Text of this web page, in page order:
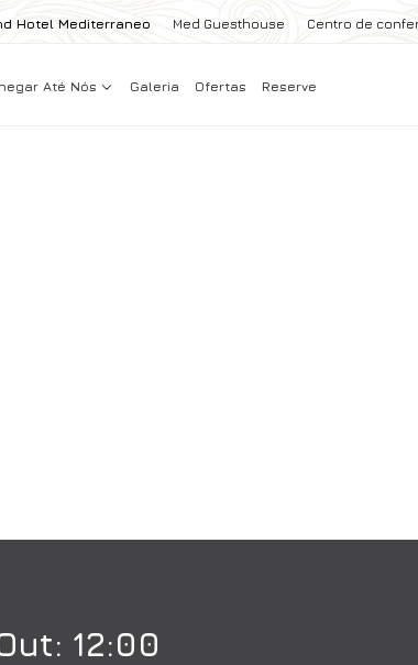
Hotel Mediterraneo Med Guesthouse Centro de
Até Nós Galeria Ofertas Reserve
12:00